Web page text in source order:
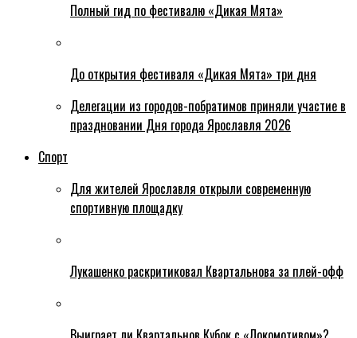
Полный гид по фестивалю «Дикая Мята»
До открытия фестиваля «Дикая Мята» три дня
Делегации из городов-побратимов приняли участие в
праздновании Дня города Ярославля 2026
Спорт
Для жителей Ярославля открыли современную
спортивную площадку
Лукашенко раскритиковал Квартальнова за плей-офф